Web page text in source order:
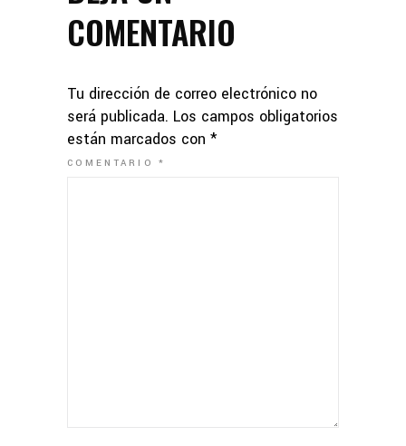
COMENTARIO
Tu dirección de correo electrónico no
será publicada. Los campos obligatorios
están marcados con *
COMENTARIO*